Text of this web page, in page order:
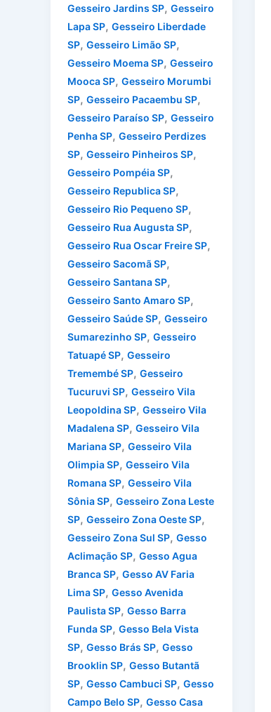
Gesseiro Jardins SP, Gesseiro
Lapa SP, Gesseiro Liberdade
SP, Gesseiro Limão SP,
Gesseiro Moema SP, Gesseiro
Mooca SP, Gesseiro Morumbi
SP, Gesseiro Pacaembu SP,
Gesseiro Paraíso SP, Gesseiro
Penha SP, Gesseiro Perdizes
SP, Gesseiro Pinheiros SP,
Gesseiro Pompéia SP,
Gesseiro Republica SP,
Gesseiro Rio Pequeno SP,
Gesseiro Rua Augusta SP,
Gesseiro Rua Oscar Freire SP,
Gesseiro Sacomã SP,
Gesseiro Santana SP,
Gesseiro Santo Amaro SP,
Gesseiro Saúde SP, Gesseiro
Sumarezinho SP, Gesseiro
Tatuapé SP, Gesseiro
Tremembé SP, Gesseiro
Tucuruvi SP, Gesseiro Vila
Leopoldina SP, Gesseiro Vila
Madalena SP, Gesseiro Vila
Mariana SP, Gesseiro Vila
Olimpia SP, Gesseiro Vila
Romana SP, Gesseiro Vila
Sônia SP, Gesseiro Zona Leste
SP, Gesseiro Zona Oeste SP,
Gesseiro Zona Sul SP, Gesso
Aclimação SP, Gesso Agua
Branca SP, Gesso AV Faria
Lima SP, Gesso Avenida
Paulista SP, Gesso Barra
Funda SP, Gesso Bela Vista
SP, Gesso Brás SP, Gesso
Brooklin SP, Gesso Butantã
SP, Gesso Cambuci SP, Gesso
Campo Belo SP, Gesso Casa